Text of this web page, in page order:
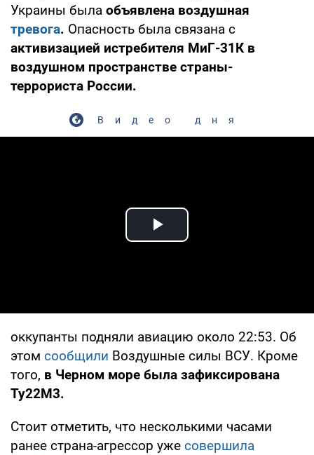
Украины была объявлена воздушная
тревога. Опасность была связана с
активизацией истребителя МиГ-31К в
воздушном пространстве страны-
террориста России.
Видео дня
Play Video
оккупанты подняли авиацию около 22:53. Об
этом сообщили Воздушные силы ВСУ. Кроме
того, в Черном море была зафиксирована
Ту22М3.
Стоит отметить, что несколькими часами
ранее страна-агрессор уже совершила